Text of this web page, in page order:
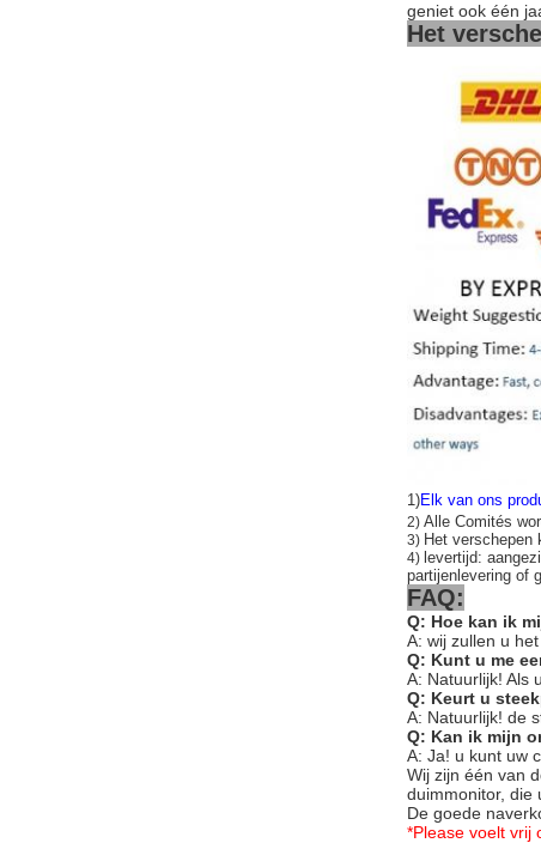
geniet ook één
Het
1)Elk van ons
2) Alle Comités
3) Het verschepen
4) levertijd:
partijenlevering of
FAQ:
Q: Hoe kan ik
A: wij zullen u
Q: Kunt u me
A: Natuurlijk! Als
Q: Keurt u
A: Natuurlijk! de
Q: Kan ik mijn
A: Ja! u kunt uw
Wij zijn één van
duimmonitor, die
De goede
*Please voelt vrij